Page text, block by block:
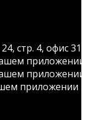
стр. 4, офис 317
приложении
приложении
приложении